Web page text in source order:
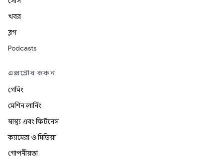
খবর
ব্লগ
Podcasts
এক্সপ্লোর করুন
গেমিং
মেশিন লার্নিং
স্বাস্থ্য এবং ফিটনেস
ক্যামেরা ও মিডিয়া
গোপনীয়তা